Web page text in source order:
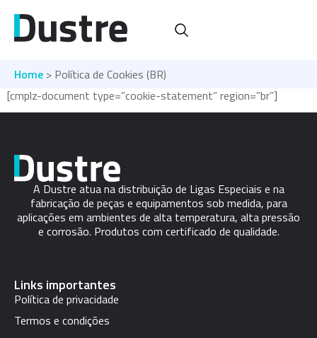
Home > Política de Cookies (BR)
[cmplz-document type=”cookie-statement” region=”br”]
A Dustre atua na distribuição de Ligas Especiais e na
fabricação de peças e equipamentos sob medida, para
aplicações em ambientes de alta temperatura, alta pressão
e corrosão. Produtos com certificado de qualidade.
Links importantes
Política de privacidade
Termos e condições